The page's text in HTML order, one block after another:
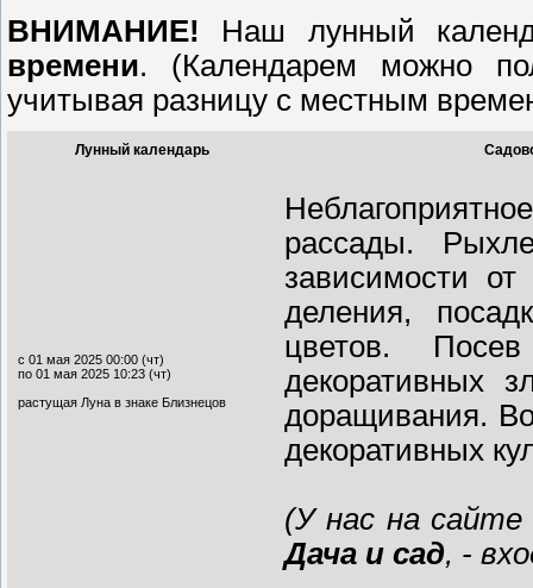
ВНИМАНИЕ! Наш лунный
времени. (Календарем можно
учитывая разницу с местным
Лунный календарь
с 01 мая 2025 00:00 (чт)
по 01 мая 2025 10:23 (чт)
растущая Луна в знаке Близнецов
рассады.
зависимости
деления,
цветов.
декоративных
доращивания.
декоративных
(У нас на сайте
Дача и сад, -